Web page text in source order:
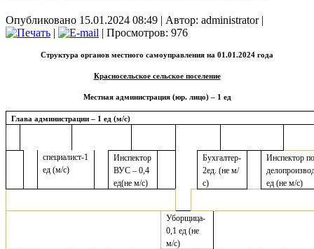
Опубликовано 15.01.2024 08:49 | Автор: administrator|
|
| Просмотров: 976
Структура органов местного самоуправления на 01.01.2024 года
Красносельское сельское поселение
Местная администрация (юр. лицо) – 1 ед
Глава администрации – 1 ед (м/с)
специалист-1
ед (м/с)
Инспектор
ВУС – 0,4
ед(не м/с)
Бухгалтер-
2ед. (не м/
с)
Инспектор
ед (не м/с)
Уборщица-
0,1 ед (не
м/с)